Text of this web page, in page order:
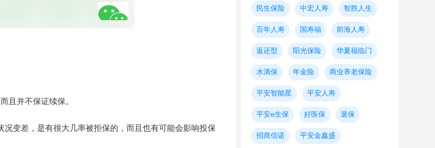
且并不保证续保。
变差，是有很大几率被拒保的，而且也有可能会影响投保
民生保险 中宏人寿 智胜人生
百年人寿 国寿福 前海人寿
返还型 阳光保险 华夏福临门
水滴保 年金险 商业养老保险
平安智能星 平安人寿
平安e生保 好医保 退保
招商信诺 平安金鑫盛